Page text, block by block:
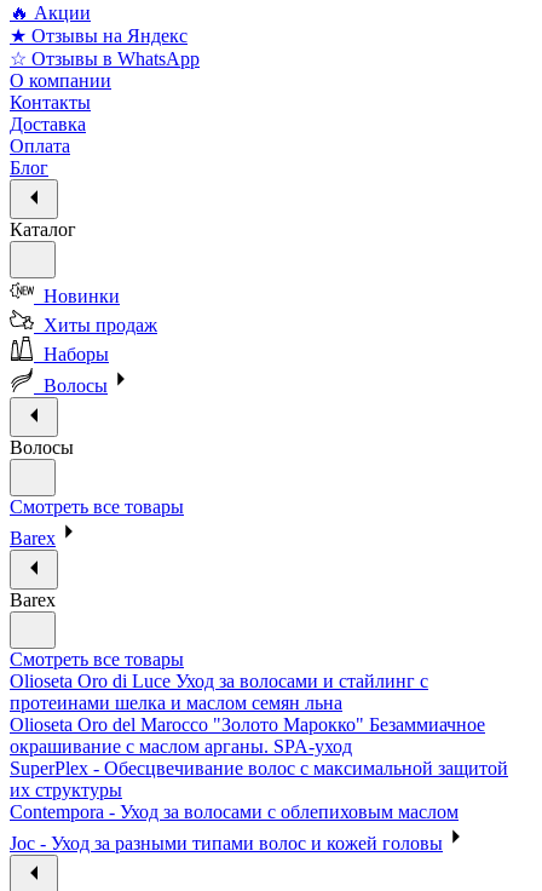
🔥 Акции
★ Отзывы на Яндекс
☆ Отзывы в WhatsApp
О компании
Контакты
Доставка
Оплата
Блог
Каталог
Новинки
Хиты продаж
Наборы
Волосы
Волосы
Смотреть все товары
Barex
Barex
Смотреть все товары
Olioseta Oro di Luce Уход за волосами и стайлинг с
протеинами шелка и маслом семян льна
Olioseta Oro del Marocco "Золото Марокко" Безаммиачное
окрашивание с маслом арганы. SPA-уход
SuperPlex - Обесцвечивание волос с максимальной защитой
их структуры
Contempora - Уход за волосами с облепиховым маслом
Joc - Уход за разными типами волос и кожей головы